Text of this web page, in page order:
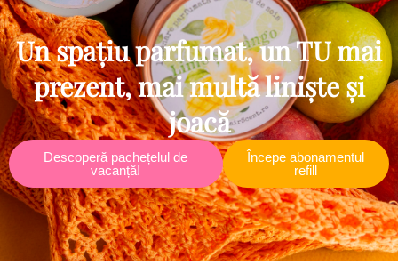
Un spațiu parfumat, un TU mai
prezent, mai multă liniște și
joacă
Descoperă pachețelul de
vacanță!
Începe abonamentul
refill